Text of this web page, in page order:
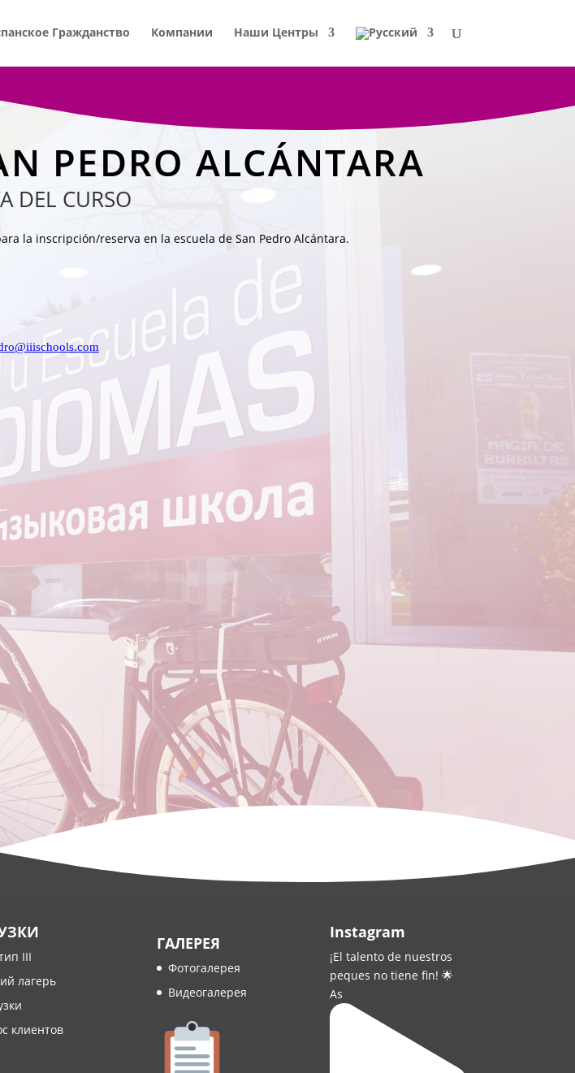
Гражданство Компании Наши Центры
PEDRO ALCÁNTARA
DEL CURSO
la inscripción/reserva en la escuela de San Pedro Alcántara.
III
лагерь
клиентов
ГАЛЕРЕЯ
Фотогалерея
Видеогалерея
Instagram
¡El talento de nuestros
peques no tiene fin! 🌟
As